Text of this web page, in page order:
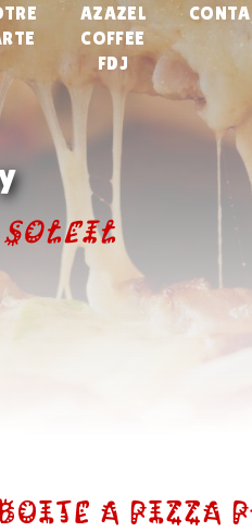
AZAZEL
COFFEE
FDJ
Soleil
A PIZZA